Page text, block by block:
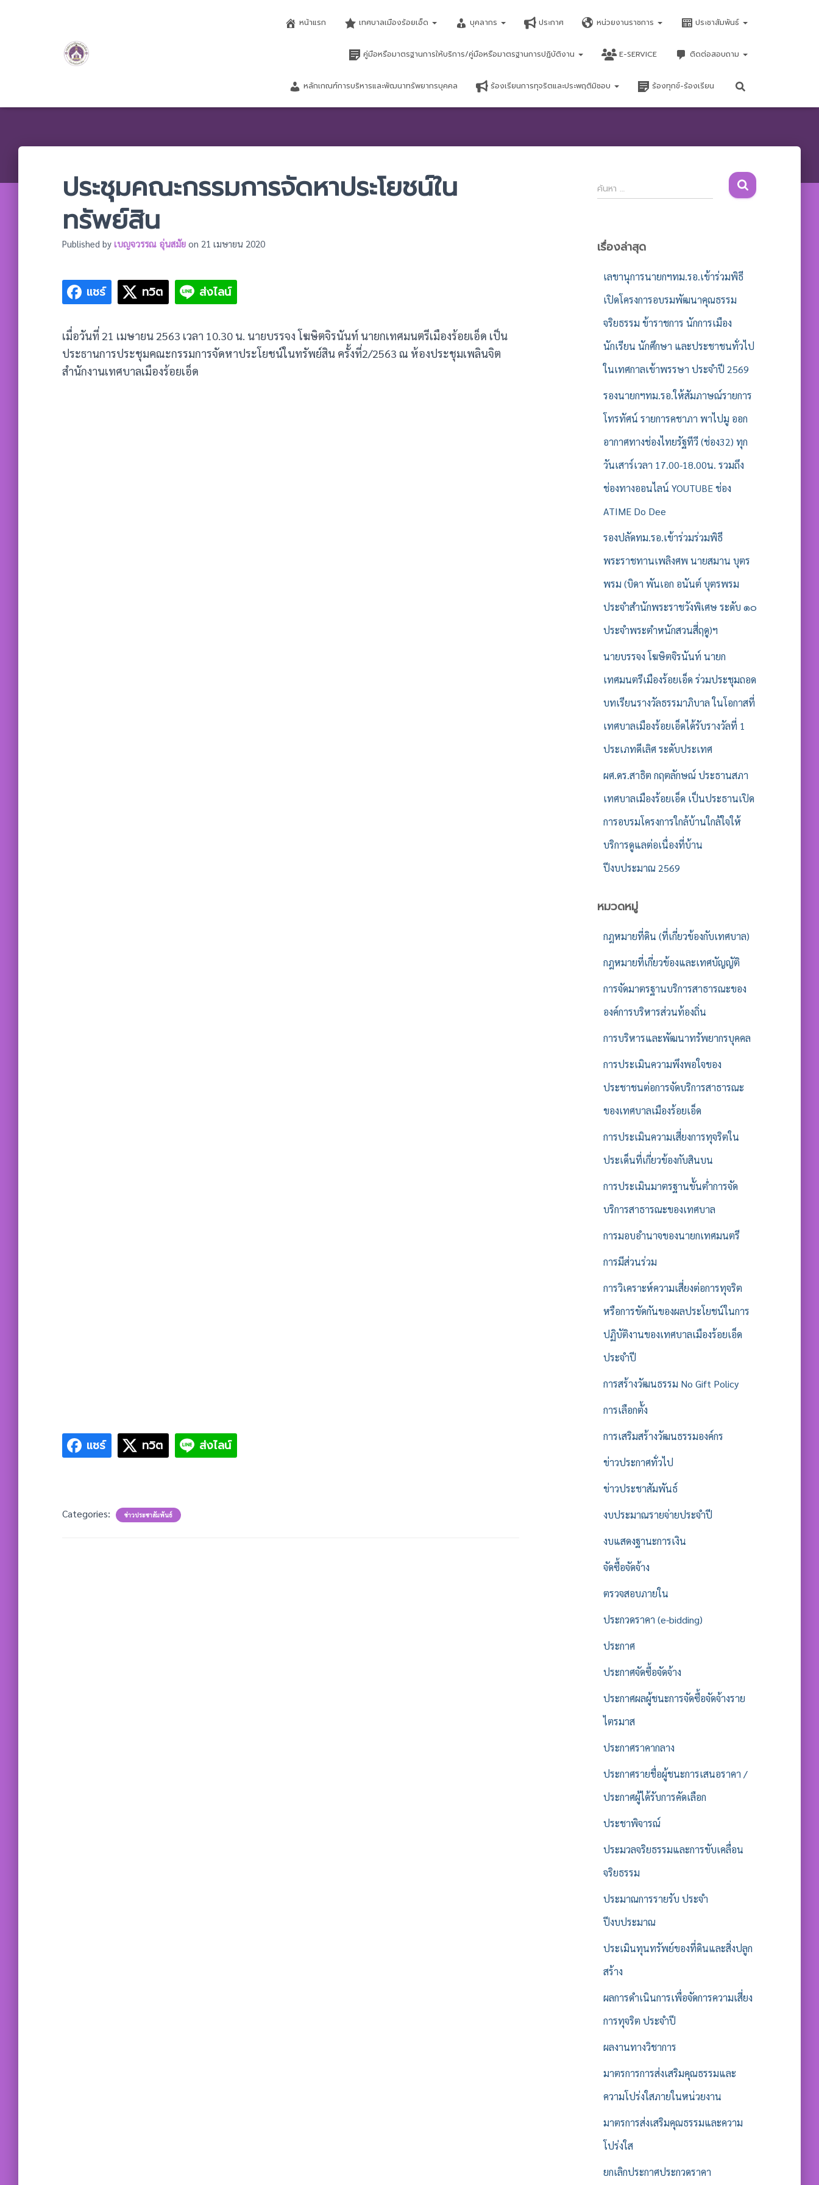
หน้าแรก เทศบาลเมืองร้อยเอ็ด บุคลากร ประกาศ หน่วยงานราชการ ประชาสัมพันธ์
คู่มือหรือมาตรฐานการให้บริการ/คู่มือหรือมาตรฐานการปฏิบัติงาน E-SERVICE ติดต่อสอบถาม
หลักเกณฑ์การบริหารและพัฒนาทรัพยากรบุคคล ร้องเรียนการทุจริตและประพฤติมิชอบ ร้องทุกข์-ร้องเรียน
ประชุมคณะกรรมการจัดหาประโยชน์ใน
ทรัพย์สิน
Published by เบญจวรรณ อุ่นสมัย on 21 เมษายน 2020
แชร์ ทวิต ส่งไลน์
เมื่อวันที่ 21 เมษายน 2563 เวลา 10.30 น. นายบรรจง โฆษิตจิรนันท์ นายกเทศมนตรีเมืองร้อยเอ็ด เป็น
ประธานการประชุมคณะกรรมการจัดหาประโยชน์ในทรัพย์สิน ครั้งที่2/2563 ณ ห้องประชุมเพลินจิต
สำนักงานเทศบาลเมืองร้อยเอ็ด
แชร์ ทวิต ส่งไลน์
Categories: ข่าวประชาสัมพันธ์
ค้
น
สำ
ค้นหา …
เรื่องล่าสุด
เลขานุการนายกฯทม.รอ.เข้าร่วมพิธี
เปิดโครงการอบรมพัฒนาคุณธรรม
จริยธรรม ข้าราชการ นักการเมือง
นักเรียน นักศึกษา และประชาชนทั่วไป
ในเทศกาลเข้าพรรษา ประจำปี 2569
รองนายกฯทม.รอ.ให้สัมภาษณ์รายการ
โทรทัศน์ รายการคชาภา พาไปมู ออก
อากาศทางช่องไทยรัฐทีวี (ช่อง32) ทุก
วันเสาร์เวลา 17.00-18.00น. รวมถึง
ช่องทางออนไลน์ YOUTUBE ช่อง
ATIME Do Dee
รองปลัดทม.รอ.เข้าร่วมร่วมพิธี
พระราชทานเพลิงศพ นายสมาน บุตร
พรม (บิดา พันเอก อนันต์ บุตรพรม
ประจำสำนักพระราชวังพิเศษ ระดับ ๑๐
ประจำพระตำหนักสวนสี่ฤดู)ฯ
นายบรรจง โฆษิตจิรนันท์ นายก
เทศมนตรีเมืองร้อยเอ็ด ร่วมประชุมถอด
บทเรียนรางวัลธรรมาภิบาล ในโอกาสที่
เทศบาลเมืองร้อยเอ็ดได้รับรางวัลที่ 1
ประเภทดีเลิศ ระดับประเทศ
ผศ.ดร.สาธิต กฤตลักษณ์ ประธานสภา
เทศบาลเมืองร้อยเอ็ด เป็นประธานเปิด
การอบรมโครงการใกล้บ้านใกล้ใจให้
บริการดูแลต่อเนื่องที่บ้าน
ปีงบประมาณ 2569
หมวดหมู่
กฎหมายที่ดิน (ที่เกี่ยวข้องกับเทศบาล)
กฎหมายที่เกี่ยวข้องและเทศบัญญัติ
การจัดมาตรฐานบริการสาธารณะของ
องค์การบริหารส่วนท้องถิ่น
การบริหารและพัฒนาทรัพยากรบุคคล
การประเมินความพึงพอใจของ
ประชาชนต่อการจัดบริการสาธารณะ
ของเทศบาลเมืองร้อยเอ็ด
การประเมินความเสี่ยงการทุจริตใน
ประเด็นที่เกี่ยวข้องกับสินบน
การประเมินมาตรฐานขั้นต่ำการจัด
บริการสาธารณะของเทศบาล
การมอบอำนาจของนายกเทศมนตรี
การมีส่วนร่วม
การวิเคราะห์ความเสี่ยงต่อการทุจริต
หรือการขัดกันของผลประโยชน์ในการ
ปฏิบัติงานของเทศบาลเมืองร้อยเอ็ด
ประจำปี
การสร้างวัฒนธรรม No Gift Policy
การเลือกตั้ง
การเสริมสร้างวัฒนธรรมองค์กร
ข่าวประกาศทั่วไป
ข่าวประชาสัมพันธ์
งบประมาณรายจ่ายประจำปี
งบแสดงฐานะการเงิน
จัดซื้อจัดจ้าง
ตรวจสอบภายใน
ประกวดราคา (e-bidding)
ประกาศ
ประกาศจัดซื้อจัดจ้าง
ประกาศผลผู้ชนะการจัดซื้อจัดจ้างราย
ไตรมาส
ประกาศราคากลาง
ประกาศรายชื่อผู้ชนะการเสนอราคา /
ประกาศผู้ได้รับการคัดเลือก
ประชาพิจารณ์
ประมวลจริยธรรมและการขับเคลื่อน
จริยธรรม
ประมาณการรายรับ ประจำ
ปีงบประมาณ
ประเมินทุนทรัพย์ของที่ดินและสิ่งปลูก
สร้าง
ผลการดำเนินการเพื่อจัดการความเสี่ยง
การทุจริต ประจำปี
ผลงานทางวิชาการ
มาตรการการส่งเสริมคุณธรรมและ
ความโปร่งใสภายในหน่วยงาน
มาตรการส่งเสริมคุณธรรมและความ
โปร่งใส
ยกเลิกประกาศประกวดราคา